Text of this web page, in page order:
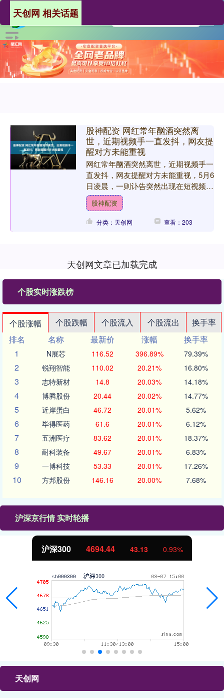
天创网 相关话题
股神配资 网红常年酗酒突然离
世，近期视频手一直发抖，网友提
醒对方未能重视
网红常年酗酒突然离世，近期视频手一
直发抖，网友提醒对方未能重视，5月6
日凌晨，一则讣告突然出现在短视频平
台上，让不少网友感到震惊，拥有4.8
万粉丝的河南漯河网红....
股神配资
分类：天创网 查看：203
天创网文章已加载完成
个股实时涨跌榜
个股涨幅 个股跌幅 个股流入 个股流出
换手率
排名
名称 最新价 涨幅
换手率
1
N展芯 116.52 396.89% 79.39%
2 锐翔智能 110.02 20.21% 16.80%
3 志特新材 14.8 20.03% 14.18%
4 博腾股份 20.44 20.02% 14.77%
5 近岸蛋白 46.72 20.01% 5.62%
6 毕得医药 61.6 20.01% 6.12%
7 五洲医疗 83.62 20.01% 18.37%
8 耐科装备 49.67 20.01% 6.83%
9 一博科技 53.33 20.01% 17.26%
10 方邦股份 146.16 20.00% 7.68%
沪深京行情 实时轮播
沪深300 4694.44 43.13 0.93%
天创网